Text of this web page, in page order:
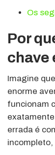
Os
Por
chave
Imagine
enorme
funcionam
errada é